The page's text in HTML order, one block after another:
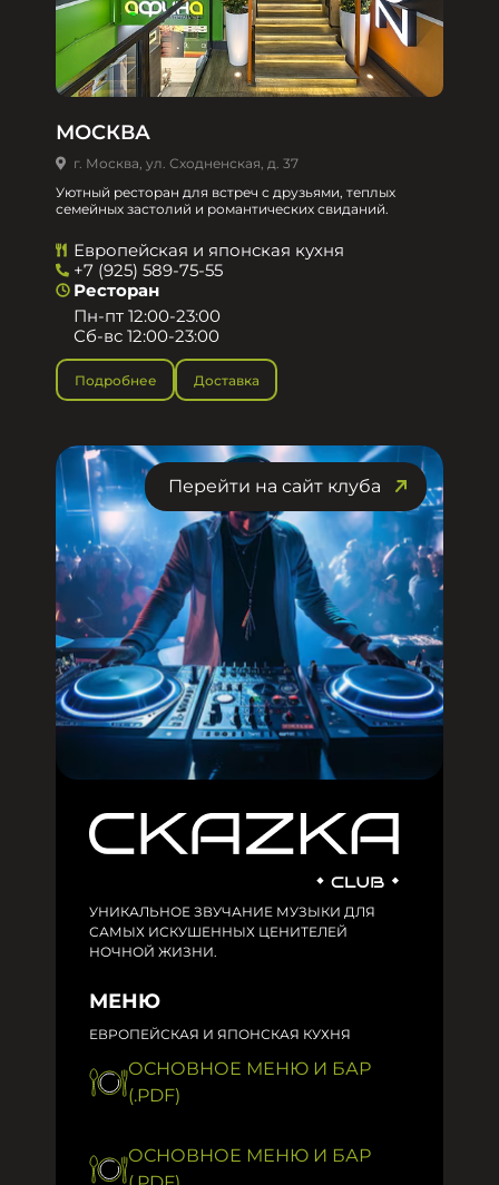
МОСКВА
г. Москва, ул. Сходненская, д. 37
Уютный ресторан для встреч с друзьями, теплых
семейных застолий и романтических свиданий.
Европейская и японская кухня
+7 (925) 589-75-55
Ресторан
Пн-пт 12:00-23:00
Сб-вс 12:00-23:00
Подробнее Доставка
Перейти на сайт клуба
УНИКАЛЬНОЕ ЗВУЧАНИЕ МУЗЫКИ ДЛЯ
САМЫХ ИСКУШЕННЫХ ЦЕНИТЕЛЕЙ
НОЧНОЙ ЖИЗНИ.
МЕНЮ
ЕВРОПЕЙСКАЯ И ЯПОНСКАЯ КУХНЯ
ОСНОВНОЕ МЕНЮ И БАР
(.PDF)
ОСНОВНОЕ МЕНЮ И БАР